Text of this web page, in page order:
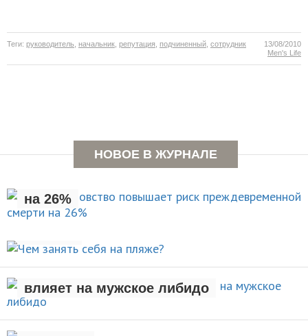
Теги: руководитель начальник репутация подчиненный сотрудник
13/08/2010
Men's Life
НОВОЕ В ЖУРНАЛЕ
Раннее отцовство повышает
на 26%
Чем занять себя на
АКТИВНЫЙ ОТДЫХ
Рождение ребенка негативно
влияет на мужское либидо
НОВОСТИ
Стали известны упражнения,
которые помогают легко